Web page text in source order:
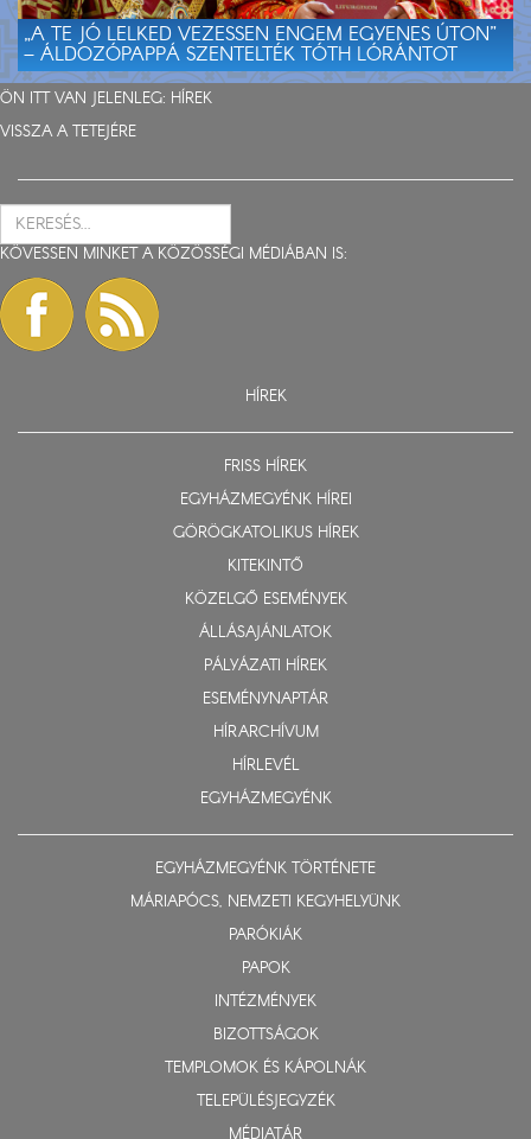
„A TE JÓ LELKED VEZESSEN ENGEM EGYENES ÚTON”
– ÁLDOZÓPAPPÁ SZENTELTÉK TÓTH LÓRÁNTOT
ÖN ITT VAN JELENLEG: HÍREK
VISSZA A TETEJÉRE
KÖVESSEN MINKET A KÖZÖSSÉGI MÉDIÁBAN IS:
HÍREK
FRISS HÍREK
EGYHÁZMEGYÉNK HÍREI
GÖRÖGKATOLIKUS HÍREK
KITEKINTŐ
KÖZELGŐ ESEMÉNYEK
ÁLLÁSAJÁNLATOK
PÁLYÁZATI HÍREK
ESEMÉNYNAPTÁR
HÍRARCHÍVUM
HÍRLEVÉL
EGYHÁZMEGYÉNK
EGYHÁZMEGYÉNK TÖRTÉNETE
MÁRIAPÓCS, NEMZETI KEGYHELYÜNK
PARÓKIÁK
PAPOK
INTÉZMÉNYEK
BIZOTTSÁGOK
TEMPLOMOK ÉS KÁPOLNÁK
TELEPÜLÉSJEGYZÉK